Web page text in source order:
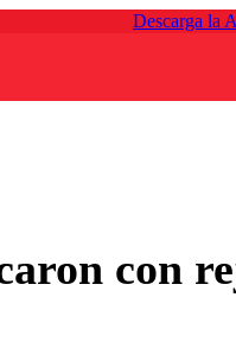
Descarga la
con